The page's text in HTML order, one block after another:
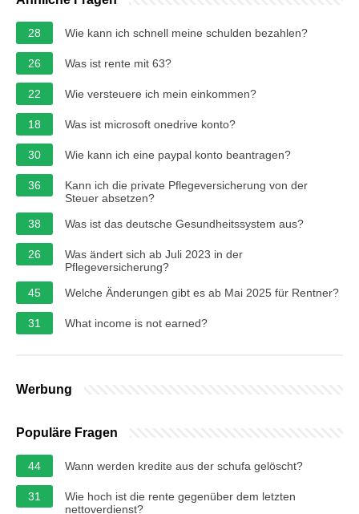
28 Wie kann ich schnell meine schulden bezahlen?
26 Was ist rente mit 63?
22 Wie versteuere ich mein einkommen?
18 Was ist microsoft onedrive konto?
30 Wie kann ich eine paypal konto beantragen?
36
Kann ich die private Pflegeversicherung von der
Steuer absetzen?
38
Was ist das deutsche Gesundheitssystem aus?
26
Was ändert sich ab Juli 2023 in der
Pflegeversicherung?
45
Welche Änderungen gibt es ab Mai 2025 für Rentner?
31 What income is not earned?
Werbung
Populäre Fragen
44 Wann werden kredite aus der schufa gelöscht?
31
Wie hoch ist die rente gegenüber dem letzten
nettoverdienst?